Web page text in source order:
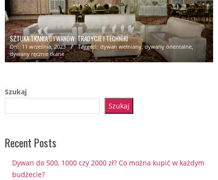
SZTUKA TKANIA DYWANÓW: TRADYCJE I TECHNIKI
On: 11 września, 2023 Tagged: dywan wełniany,dywany orientalne,
dywany ręcznie tkane
Szukaj
Szukaj
Recent Posts
Dywan do 500, 1000 czy 2000 zł? Co można kupić w każdym
budżecie?